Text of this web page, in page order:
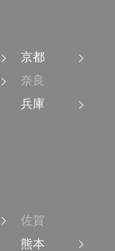
京都
奈良
兵庫
佐賀
熊本